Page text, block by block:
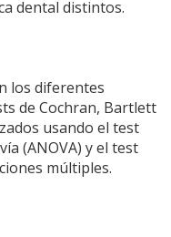
dental distintos.
los diferentes
de Cochran, Bartlett
usando el test
(ANOVA) y el test
múltiples.